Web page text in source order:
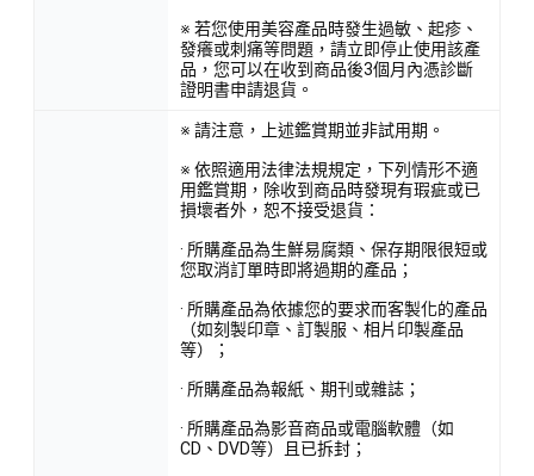
※ 若您使用美容產品時發生過敏、起疹、
發癢或刺痛等問題，請立即停止使用該產
品，您可以在收到商品後3個月內憑診斷
證明書申請退貨。
※ 請注意，上述鑑賞期並非試用期。
※ 依照適用法律法規規定，下列情形不適
用鑑賞期，除收到商品時發現有瑕疵或已
損壞者外，恕不接受退貨：
· 所購產品為生鮮易腐類、保存期限很短或
您取消訂單時即將過期的產品；
· 所購產品為依據您的要求而客製化的產品
（如刻製印章、訂製服、相片印製產品
等）；
· 所購產品為報紙、期刊或雜誌；
· 所購產品為影音商品或電腦軟體（如
CD、DVD等）且已拆封；